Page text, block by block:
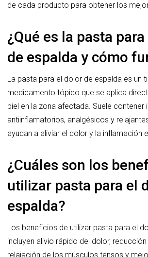
de cada producto para obtener los
¿Qué es la pasta
de espalda y cómo
La pasta para el dolor de espalda es un
medicamento tópico que se aplica
piel en la zona afectada. Suele contener
antiinflamatorios, analgésicos y
ayudan a aliviar el dolor y la inflamación
¿Cuáles son los
utilizar pasta para el
espalda?
Los beneficios de utilizar pasta para el
incluyen alivio rápido del dolor,
relajación de los músculos tensos y